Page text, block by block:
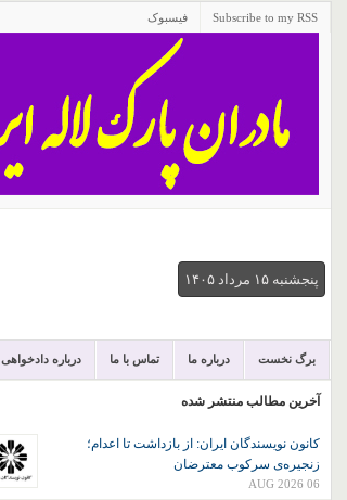
Subscribe to my RSS فیسبوک
پنجشنبه ۱۵ مرداد ۱۴۰۵
برگ نخست درباره ما تماس با ما درباره دادخواهی
آخرین مطالب منتشر شده
کانون نويسندگان ايران: از بازداشت تا اعدام؛
زنجیره‌ی سرکوب معترضان
06 AUG 2026